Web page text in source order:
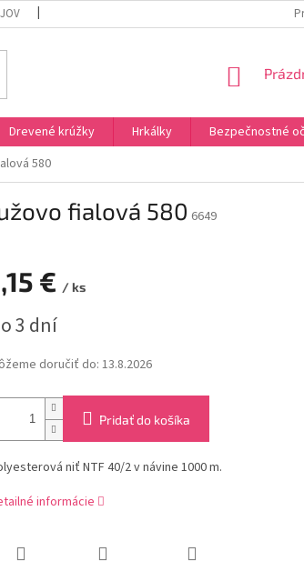
OMAĽOVÁNKY
Drevené krúžky Hrkálky Bezpečnostné
580
fialová 580 6649
€ / ks
3 dní
doručiť do: 13.8.2026
Pridať do košíka
niť NTF 40/2 v návine 1000 m.
informácie